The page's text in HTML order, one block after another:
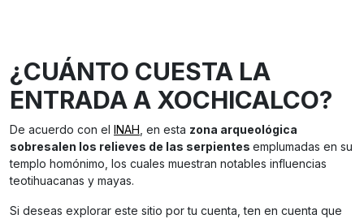
¿CUÁNTO CUESTA LA
ENTRADA A XOCHICALCO?
De acuerdo con el INAH , en esta zona arqueológica
sobresalen los relieves de las serpientes emplumadas en su
templo homónimo, los cuales muestran notables influencias
teotihuacanas y mayas.
Si deseas explorar este sitio por tu cuenta, ten en cuenta que